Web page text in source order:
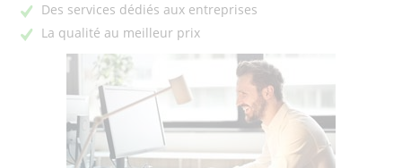
Des services dédiés aux entreprises
La qualité au meilleur prix